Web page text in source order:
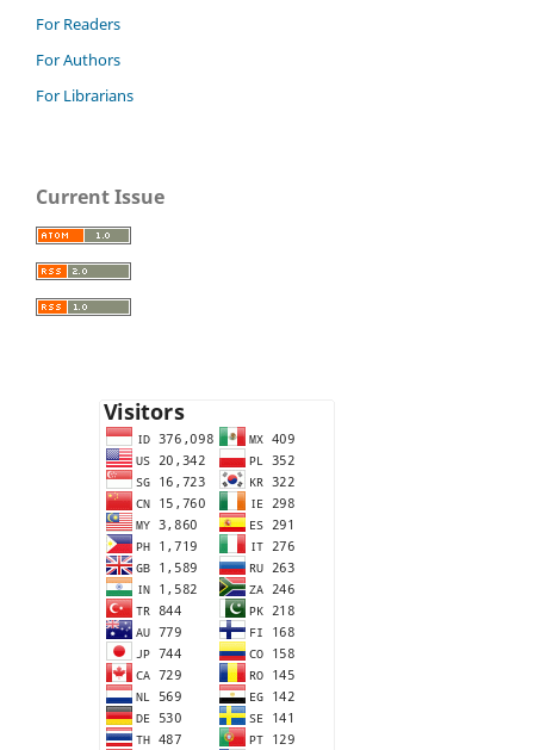
For Readers
For Authors
For Librarians
Current Issue